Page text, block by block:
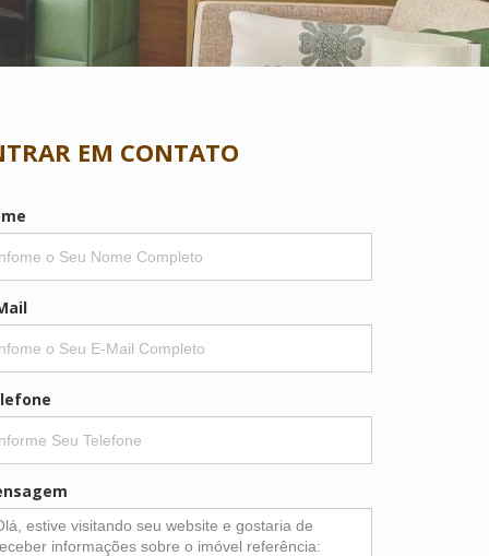
EM CONTATO